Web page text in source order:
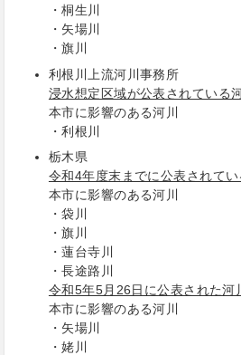
・桐生川
・矢場川
・旗川
利根川上流河川事務所
浸水想定区域が公表されている
本市に影響のある河川
・利根川
栃木県
令和4年度末までに公表されてい
本市に影響のある河川
・袋川
・旗川
・蓮台寺川
・長途路川​​​​​
令和5年5月26日に公表された河
本市に影響のある河川
・矢場川
・姥川